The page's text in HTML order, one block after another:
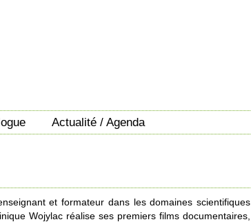
Actualité / Agenda
et formateur dans les domaines scientifiques
Wojylac réalise ses premiers films documentaires,